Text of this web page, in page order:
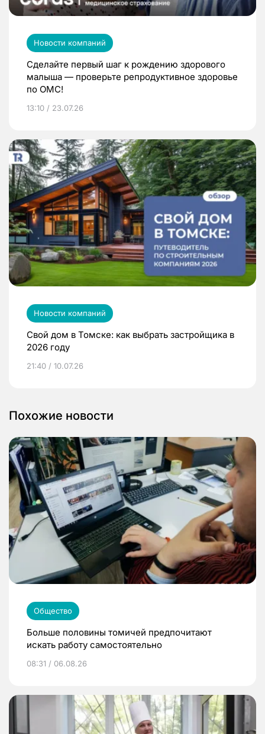
Новости компаний
Сделайте первый шаг к рождению здорового
малыша — проверьте репродуктивное здоровье
по ОМС!
13:10 / 23.07.26
Новости компаний
Свой дом в Томске: как выбрать застройщика в
2026 году
21:40 / 10.07.26
Похожие новости
Общество
Больше половины томичей предпочитают
искать работу самостоятельно
08:31 / 06.08.26